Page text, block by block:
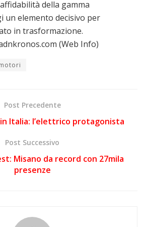
della gamma
un elemento decisivo per
in trasformazione.
(Web Info)
Post Precedente
Italia: l’elettrico protagonista
Post Successivo
Misano da record con 27mila
presenze